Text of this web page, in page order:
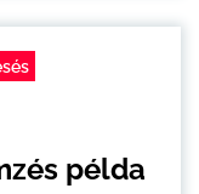
példa